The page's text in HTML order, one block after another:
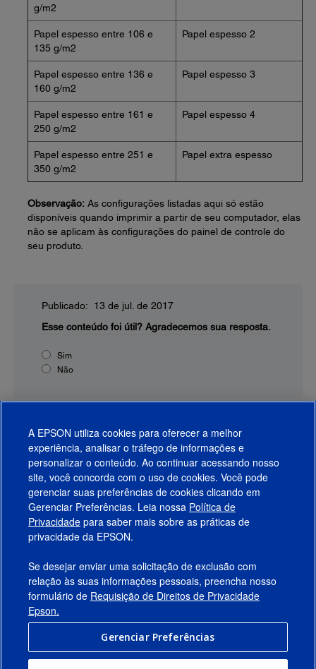
g/m2
Papel espesso entre 106 e
135 g/m2
Papel espesso 2
Papel espesso entre 136 e
160 g/m2
Papel espesso 3
Papel espesso entre 161 e
250 g/m2
Papel espesso 4
Papel espesso entre 251 e
350 g/m2
Papel extra espesso
Observação: As configurações listadas aqui só estão
disponíveis quando imprimir a partir de seu computador, elas
não se aplicam às configurações do painel de controle do
seu produto.
Publicado: 13 de jul. de 2017
Esse conteúdo foi útil? Agradecemos sua resposta.
Sim
Não
Produtos
Suporte
Links Sugeridos
Empresa
Conecte-se com a Epson
A EPSON utiliza cookies para oferecer a melhor
experiência, analisar o tráfego de informações e
personalizar o conteúdo. Ao continuar acessando nosso
site, você concorda com o uso de cookies. Você pode
gerenciar suas preferências de cookies clicando em
Gerenciar Preferências. Leia nossa Política de
Privacidade para saber mais sobre as práticas de
privacidade da EPSON.
Se desejar enviar uma solicitação de exclusão com
relação às suas informações pessoais, preencha nosso
formulário de Requisição de Direitos de Privacidade
Epson.
Gerenciar Preferências